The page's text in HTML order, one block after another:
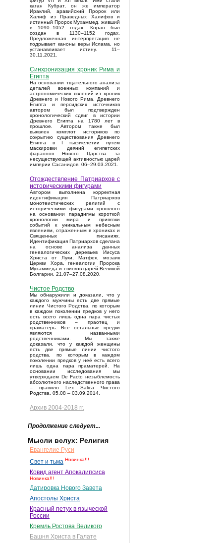
каган Кубрат, он же император
Ираклий, аравийский Пророк или
Халиф из Праведных Халифов и
истинный Пророк Мухаммед, живший
в 1090–1052 годах. Коран был
создан в 1130–1152 годах.
Предложенная интерпретация не
подрывает каноны веры Ислама, но
устанавливает истину. 11–
30.11.2021.
Синхронизация хроник Рима и
Египта
На основании тщательного анализа
деталей военных компаний и
астрономических явлений из хроник
Древнего и Нового Рима, Древнего
Египта и персидских источников
автором был подтвержден
хронологический сдвиг в истории
Древнего Египта на 1780 лет в
прошлое. Автором также был
выявлен комплот историков по
сокрытию существования Древнего
Египта в I тысячелетии путем
маскировки деяний египетских
фараонов Нового Царства за
несуществующей активностью царей
империи Сасанидов. 06–29.03.2021.
Отождествление Патриархов с
историческими фигурами
Автором выполнена корректная
идентификация Патриархов
монотеистических религий с
историческими фигурами прошлого
на основании парадигмы короткой
хронологии мира и привязки
событий к уникальным небесным
явлениям, отраженным в хрониках и
Священных писаниях.
Идентификация Патриархов сделана
на основе анализа данных
генеалогических деревьев Иисуса
Христа от Луки, Матфея, мозаик
Церкви Хора, генеалогии Пророка
Мухаммеда и списков царей Великой
Болгарии. 21.07–27.08.2020.
Чистое Родство
Мы обнаружили и доказали, что у
каждого мужчины есть две прямые
линии Чистого Родства, по которым
в каждом поколении предков у него
есть всего лишь одна пара чистых
родственников – праотец и
праматерь. Все остальные предки
являются названными
родственниками. Мы также
доказали, что у каждой женщины
есть две прямые линии чистого
родства, по которым в каждом
поколении предков у неё есть всего
лишь одна пара праматерей. На
основании исследования мы
утверждаем De Facto незыблемость
абсолютного наследственного права
– правило Lex Salica Чистого
Родства. 05.08 – 03.09.2014.
Архив 2004-2018 гг.
Продолжение следует...
Мысли вслух: Религия
Евангелие Руси
Свет и тьма Новинка!!!
Ковид агент Апокалипсиса
Новинка!!!
Датировка Нового Завета
Апостолы Христа
Красный петух в языческой
России
Кремль Ростова Великого
Башня Христа в Галате